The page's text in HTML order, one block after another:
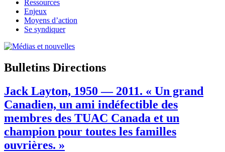
Ressources
Enjeux
Moyens d’action
Se syndiquer
Bulletins Directions
Jack Layton, 1950 — 2011. « Un grand
Canadien, un ami indéfectible des
membres des TUAC Canada et un
champion pour toutes les familles
ouvrières. »